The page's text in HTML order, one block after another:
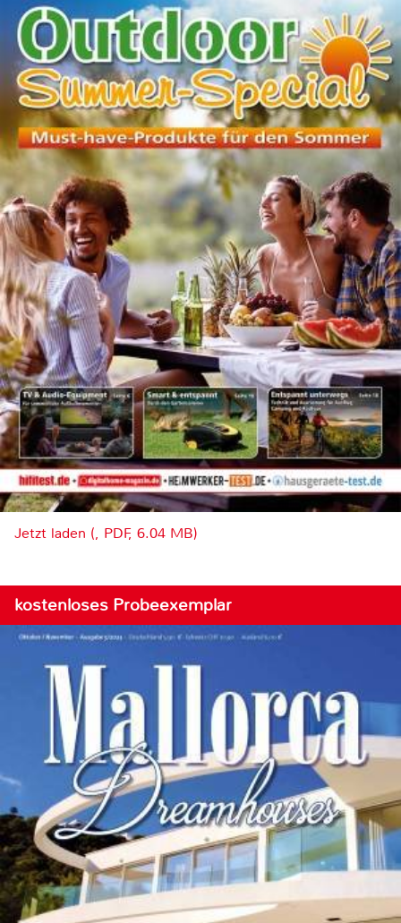
Jetzt laden (, PDF, 6.04 MB)
kostenloses Probeexemplar